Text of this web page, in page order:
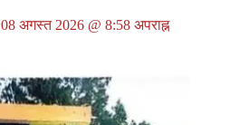
08 अगस्त 2026 @ 8:58 अपराह्न